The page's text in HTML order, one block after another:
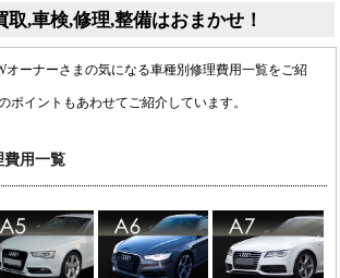
,車検,修理,整備はおまかせ！
オーナーさまの気になる車種別修理費用一覧をご紹
ポイントもあわせてご紹介しています。
費用一覧